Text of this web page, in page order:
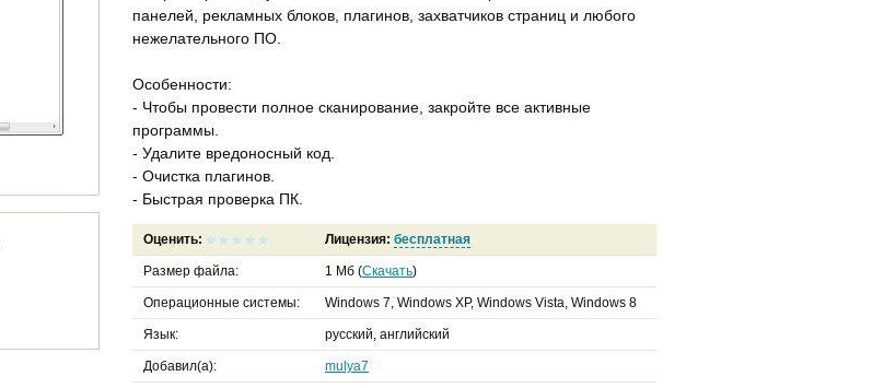
панелей, рекламных блоков, плагинов, захватчиков страниц и любого
нежелательного ПО.
Особенности:
- Чтобы провести полное сканирование, закройте все активные
программы.
- Удалите вредоносный код.
- Очистка плагинов.
- Быстрая проверка ПК.
Оценить: Лицензия: бесплатная
Размер файла: 1 Мб (Скачать)
Операционные системы: Windows 7, Windows XP, Windows Vista, Windows 8
Язык: русский, английский
Добавил(а): mulya7